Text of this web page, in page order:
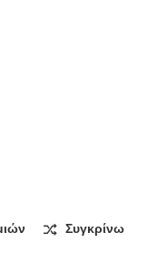
quantity
Συγκρίνω